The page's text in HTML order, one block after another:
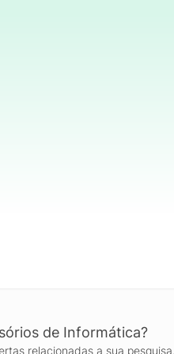
de Informática?
relacionadas a sua